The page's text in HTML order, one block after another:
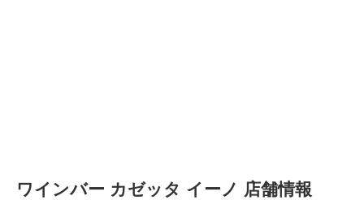
ワインバー カゼッタ イーノ 店舗情報